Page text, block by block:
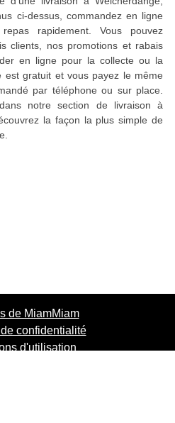
ci-dessus, commandez en ligne
rapidement. Vous pouvez
clients, nos promotions et rabais
en ligne pour la collecte ou la
est gratuit et vous payez le même
par téléphone ou sur place.
notre section de livraison à
la façon la plus simple de
de MiamMiam
confidentialité
d'utilisation